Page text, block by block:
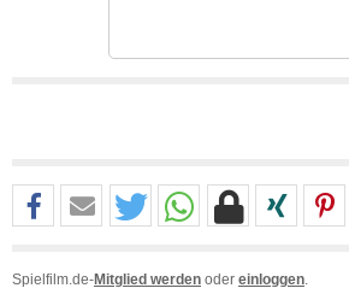
Spielfilm.de-Mitglied werden oder einloggen